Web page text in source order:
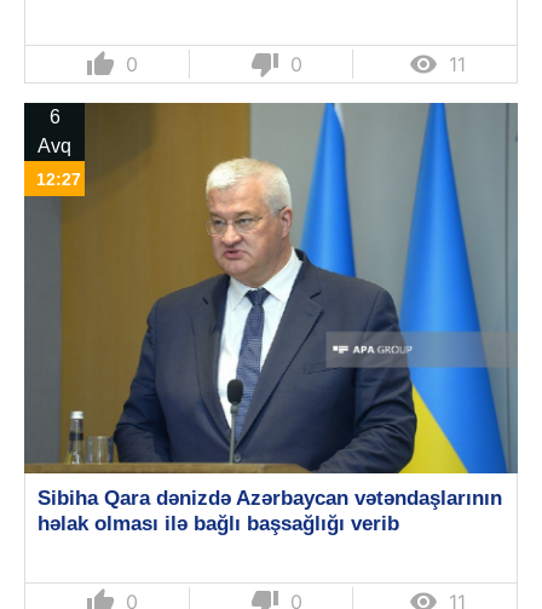
thumb_up 0 thumb_down 0  11
6
Avq
12:27
Sibiha Qara dənizdə Azərbaycan vətəndaşlarının
həlak olması ilə bağlı başsağlığı verib
thumb_up 0 thumb_down 0  11